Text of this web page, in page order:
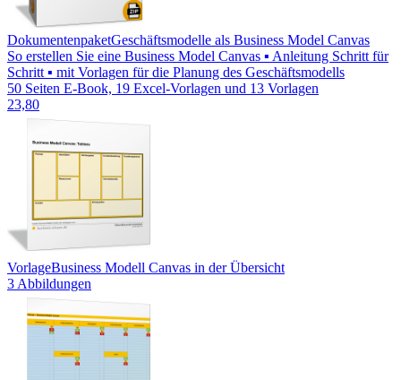
DokumentenpaketGeschäftsmodelle als Business Model Canvas
So erstellen Sie eine Business Model Canvas ▪ Anleitung Schritt für
Schritt ▪ mit Vorlagen für die Planung des Geschäftsmodells
50 Seiten E-Book, 19 Excel-Vorlagen und 13 Vorlagen
23,80
VorlageBusiness Modell Canvas in der Übersicht
3 Abbildungen